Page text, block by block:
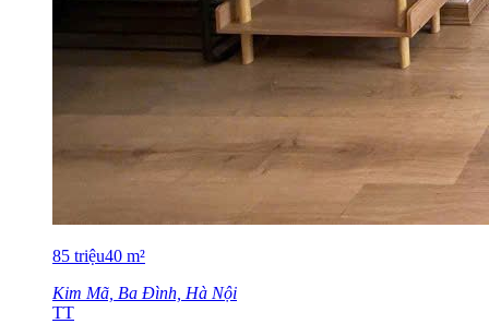
85 triệu40 m²
Kim Mã, Ba Đình, Hà Nội
TT